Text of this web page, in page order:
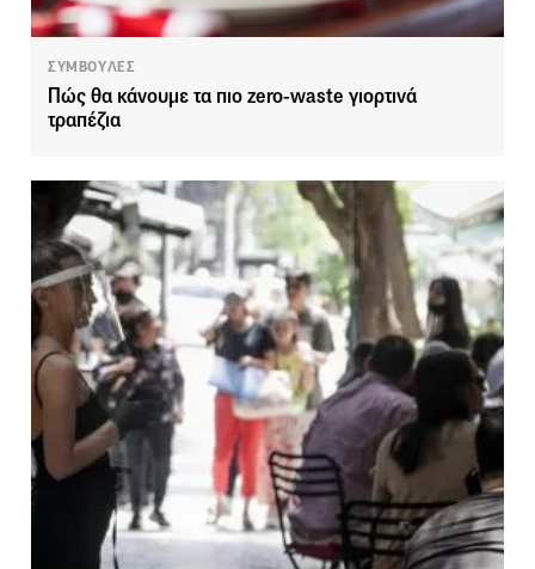
ΣΥΜΒΟΥΛΕΣ
Πώς θα κάνουμε τα πιο zero-waste γιορτινά
τραπέζια